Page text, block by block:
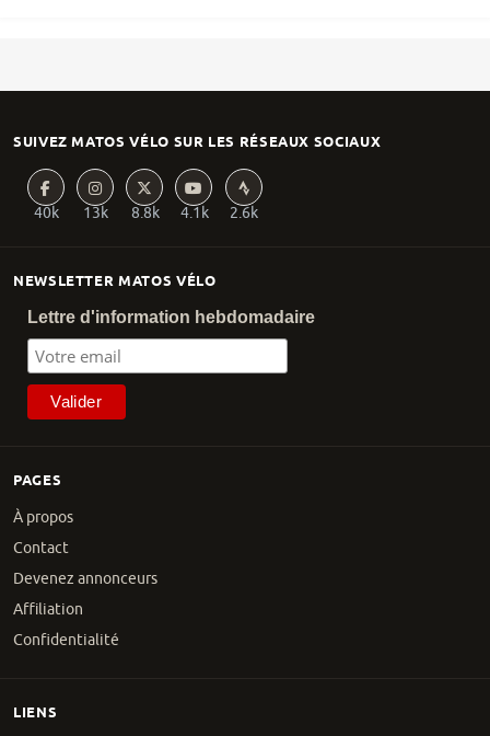
PAGES
À propos
Contact
Devenez annonceurs
Affiliation
Confidentialité
NEWSLETTER MATOS VÉLO
Lettre d'information hebdomadaire
SUIVEZ MATOS VÉLO SUR LES RÉSEAUX SOCIAUX
40k 13k 8.8k 4.1k 2.6k
LIENS